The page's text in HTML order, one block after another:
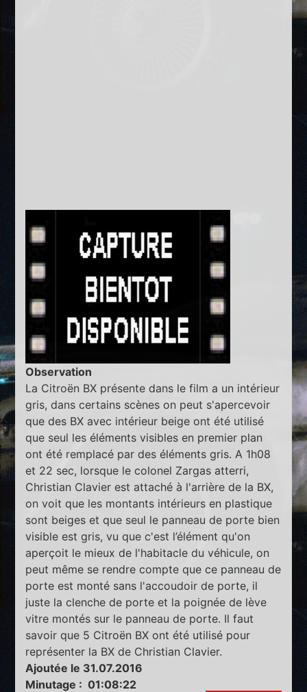
Observation
La Citroën BX présente dans le film a un intérieur
gris, dans certains scènes on peut s'apercevoir
que des BX avec intérieur beige ont été utilisé
que seul les éléments visibles en premier plan
ont été remplacé par des éléments gris. A 1h08
et 22 sec, lorsque le colonel Zargas atterri,
Christian Clavier est attaché à l'arrière de la BX,
on voit que les montants intérieurs en plastique
sont beiges et que seul le panneau de porte bien
visible est gris, vu que c'est l’élément qu'on
aperçoit le mieux de l'habitacle du véhicule, on
peut même se rendre compte que ce panneau de
porte est monté sans l'accoudoir de porte, il
juste la clenche de porte et la poignée de lève
vitre montés sur le panneau de porte. Il faut
savoir que 5 Citroën BX ont été utilisé pour
représenter la BX de Christian Clavier.
Ajoutée le 31.07.2016
Minutage : 01:08:22